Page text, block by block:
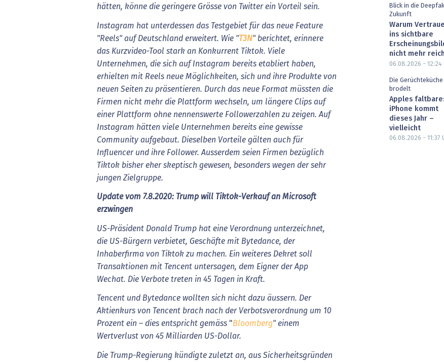
hätten, könne die geringere Grösse von Twitter ein Vorteil sein.
Instagram hat unterdessen das Testgebiet für das neue Feature
"Reels" auf Deutschland erweitert. Wie "T3N" berichtet, erinnere
das Kurzvideo-Tool stark an Konkurrent Tiktok. Viele
Unternehmen, die sich auf Instagram bereits etabliert haben,
erhielten mit Reels neue Möglichkeiten, sich und ihre Produkte von
neuen Seiten zu präsentieren. Durch das neue Format müssten die
Firmen nicht mehr die Plattform wechseln, um längere Clips auf
einer Plattform ohne nennenswerte Followerzahlen zu zeigen. Auf
Instagram hätten viele Unternehmen bereits eine gewisse
Community aufgebaut. Dieselben Vorteile gälten auch für
Influencer und ihre Follower. Ausserdem seien Firmen bezüglich
Tiktok bisher eher skeptisch gewesen, besonders wegen der sehr
jungen Zielgruppe.
Update vom 7.8.2020: Trump will Tiktok-Verkauf an Microsoft
erzwingen
US-Präsident Donald Trump hat eine Verordnung unterzeichnet,
die US-Bürgern verbietet, Geschäfte mit Bytedance, der
Inhaberfirma von Tiktok zu machen. Ein weiteres Dekret soll
Transaktionen mit Tencent untersagen, dem Eigner der App
Wechat. Die Verbote treten in 45 Tagen in Kraft.
Tencent und Bytedance wollten sich nicht dazu äussern. Der
Aktienkurs von Tencent brach nach der Verbotsverordnung um 10
Prozent ein – dies entspricht gemäss "Bloomberg" einem
Wertverlust von 45 Milliarden US-Dollar.
Die Trump-Regierung kündigte zuletzt an, aus Sicherheitsgründen
Blick in die
Zukunft
Warum
ins sichtbare
nicht mehr
06.08.2026 - 12:24
Die Gerüchteküche
brodelt
Apples
iPhone kommt
dieses Jahr –
vielleicht
06.08.2026 - 11:37